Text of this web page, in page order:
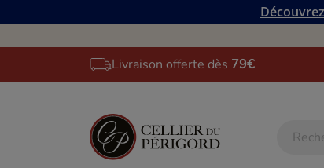
Livraison offerte dès 79€